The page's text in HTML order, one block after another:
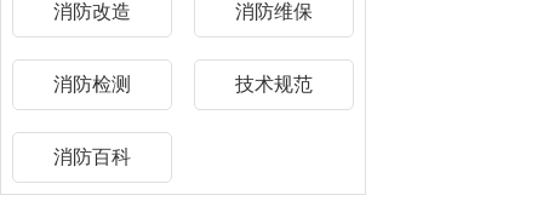
消防改造 消防维保
消防检测 技术规范
消防百科